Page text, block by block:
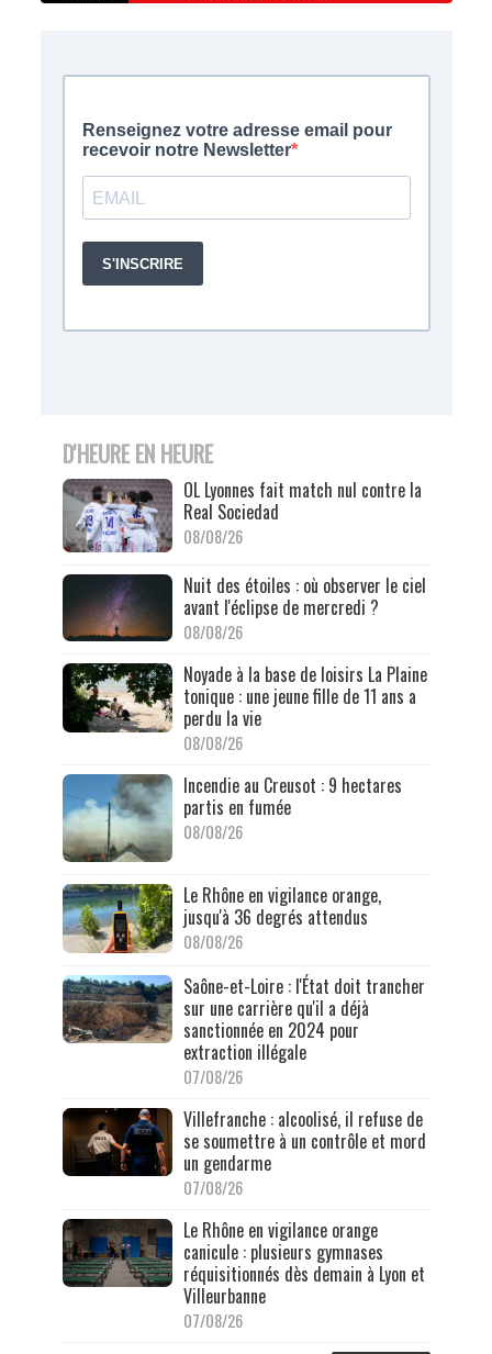
D'HEURE EN HEURE
OL Lyonnes fait match nul contre la
Real Sociedad
08/08/26
Nuit des étoiles : où observer le ciel
avant l'éclipse de mercredi ?
08/08/26
Noyade à la base de loisirs La Plaine
tonique : une jeune fille de 11 ans a
perdu la vie
08/08/26
Incendie au Creusot : 9 hectares
partis en fumée
08/08/26
Le Rhône en vigilance orange,
jusqu'à 36 degrés attendus
08/08/26
Saône-et-Loire : l'État doit trancher
sur une carrière qu'il a déjà
sanctionnée en 2024 pour
extraction illégale
07/08/26
Villefranche : alcoolisé, il refuse de
se soumettre à un contrôle et mord
un gendarme
07/08/26
Le Rhône en vigilance orange
canicule : plusieurs gymnases
réquisitionnés dès demain à Lyon et
Villeurbanne
07/08/26